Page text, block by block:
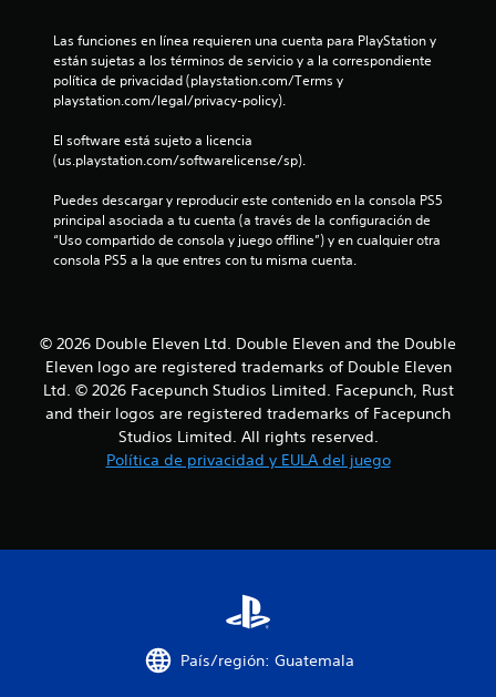
l
d
i
n
c
s
Las funciones en línea requieren una cuenta para PlayStation y
están sujetas a los términos de servicio y a la correspondiente
política de privacidad (playstation.com/Terms y
playstation.com/legal/privacy-policy).
El software está sujeto a licencia
(us.playstation.com/softwarelicense/sp).
Puedes descargar y reproducir este contenido en la consola PS5
principal asociada a tu cuenta (a través de la configuración de
“Uso compartido de consola y juego offline”) y en cualquier otra
consola PS5 a la que entres con tu misma cuenta.
© 2026 Double Eleven Ltd. Double Eleven and the Double
Eleven logo are registered trademarks of Double Eleven
Ltd. © 2026 Facepunch Studios Limited. Facepunch, Rust
and their logos are registered trademarks of Facepunch
Studios Limited. All rights reserved.
Política de privacidad y EULA del juego
País/región: Guatemala